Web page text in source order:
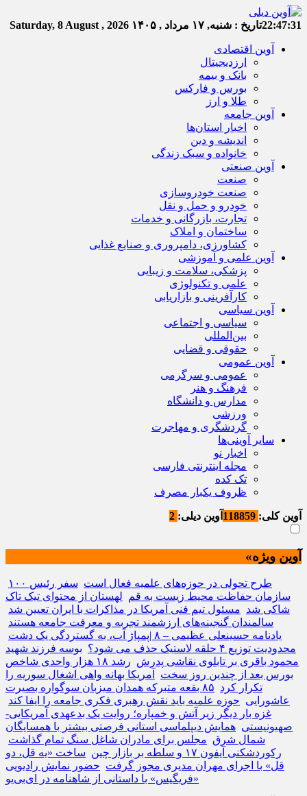
22:47:31تاریخ : شنبه, ۱۷ مرداد , ۱۴۰۵ Saturday, 8 August , 2026
آوین اقتصادی
ارزدیجیتال
بانک و بیمه
بورس و فارکس
طلا و ارز
آوین جامعه
اخبار استان‌ها
اندیشه و دین
خانواده و سبک زندگی
آوین صنعتی
صنعت
صنعت خودروسازی
خودرو و حمل و نقل
تجارت، بازرگانی و خدمات
ساختمان و املاک
کشاورزی، دامپروری و صنایع غذایی
آوین علمی و آموزشی
پزشکی، سلامت و زیبایی
علمی و تکنولوژی
کارآفرینی و بازاریابی
آوین سیاسی
سیاسی و اجتماعی
بین‌المللی
حقوقی و قضایی
آوین عمومی
عمومی و سرگرمی
فرهنگ و هنر
مدارس و دانشگاه
ورزشی
گردشگری و مهاجرت
سایر آوینی‌ها
اخبار نو
مجله اینترنتی فارسی
تک کده
ظروف یکبار مصرف
آوین کلی: آوین دیلی:
آوین ویژه»
۱۰۰ طرح تحولی در حوزه‌های علمیه فعال است سفر رئیس
سازمان حفاظت محیط زیست به قم لهستان از محتوای تیک تاک
شاکی شد مسئول تیم فنی آمریکا در مذاکرات با ایران تعیین شد
سالمندان گنجینه‌های ارزشمند تجربه و معرفت جامعه هستند
یادنامه حسینعلی عظیمی – ۸ |پمپاژ آب، به گستردگی یک دشت
محدودیت توزیع ۴ حلقه لاستیک حذف می شود؟
بوسه فرزند شهید
محمود باقری بر تابلوی نقاشی پدرش
رشد ۱۸ هزار واحدی شاخص
بورس بعد از چندین روز سخت
آمریکا بهانه واهی اشغال سوریه را
تکرار کرد
۸۵ بقعه متبرکه همدان میزبان سوگواره بصیرت
عاشورایی حوزه علمیه باید نقش رهبری فکری جامعه را ایفا کند
غزه بار دیگر زیر آتش و خمپاره؛ روایت یک بدعهدی آمریکایی-
صهیونیستی همایش دیپلماسی استانی فرصتی بیشتر با همسایگان
شمال شرق مجلس برای مادران شاغل سنگ تمام گذاشت
رکوردشکنی آیفون ۱۷ و سلطه بر بازار چین
ساخت «یه قل، دو
قل» با اجرای مهران مدیری مجوز گرفت حضور نمایش رادیویی
«فریگیس» با داستانی از شاهنامه در ای‌بی‌یو